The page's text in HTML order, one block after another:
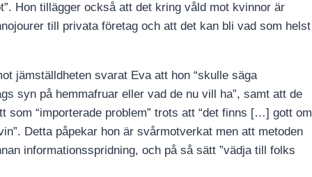
Hon tillägger också att det kring våld mot kvinnor är
till privata företag och att det kan bli vad som helst
jämställdheten svarat Eva att hon “skulle säga
syn på hemmafruar eller vad de nu vill ha”, samt att de
som “importerade problem” trots att “det finns […] gott om
Detta påpekar hon är svårmotverkat men att metoden
informationsspridning, och på så sätt ”vädja till folks